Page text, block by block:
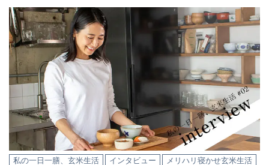
私の一日一膳、玄米生活 インタビュー
メリハリ寝かせ玄米生活